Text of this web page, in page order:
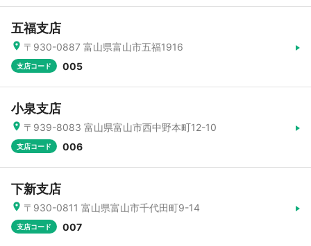
五福支店
〒930-0887 富山県富山市五福1916
支店コード 005
小泉支店
〒939-8083 富山県富山市西中野本町12-10
支店コード 006
下新支店
〒930-0811 富山県富山市千代田町9-14
支店コード 007